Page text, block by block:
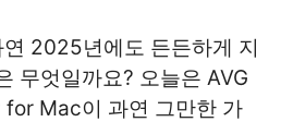
2025년에도 든든하게 지
무엇일까요? 오늘은 AVG
Mac이 과연 그만한 가